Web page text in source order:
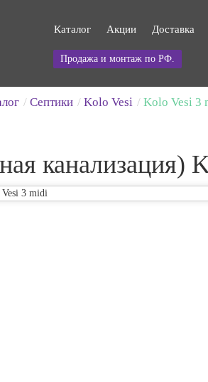
Каталог Акции Доставка
Продажа и монтаж по РФ.
Септики Kolo Vesi Kolo Vesi 3
канализация)